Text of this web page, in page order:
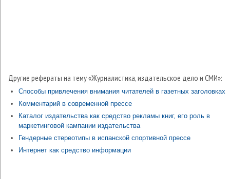
Другие рефераты на тему «Журналистика, издательское дело и СМИ»:
Способы привлечения внимания читателей в газетных заголовках
Комментарий в современной прессе
Каталог издательства как средство рекламы книг, его роль в
маркетинговой кампании издательства
Гендерные стереотипы в испанской спортивной прессе
Интернет как средство информации